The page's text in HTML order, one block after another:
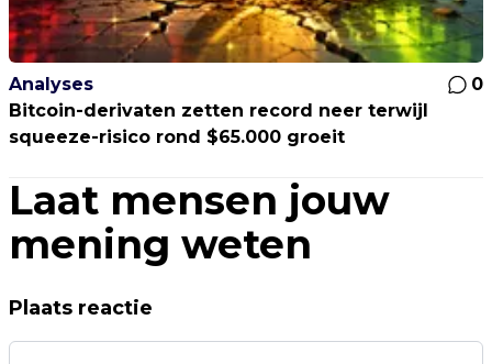
Analyses
0
Bitcoin-derivaten zetten record neer terwijl
squeeze-risico rond $65.000 groeit
Laat mensen jouw
mening weten
Plaats reactie